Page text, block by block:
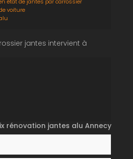
voiture
jantes intervient à
rénovation jantes alu Annecy